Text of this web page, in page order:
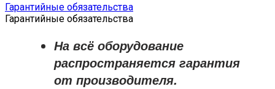
Гарантийные обязательства
Гарантийные обязательства
На всё оборудование
распространяется гарантия
от производителя.